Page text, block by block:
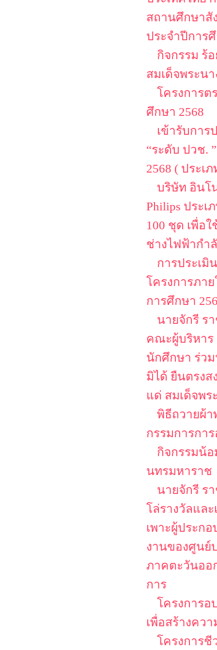
สถานศึกษาสั
ประจำปีการ
กิจกรรม ร้
สมเด็จพระน
โครงการต
ศึกษา 2568
เข้ารับการ
“ระดับ ปวช.
2568 ( ประเ
บริษัท อินโ
Philips ประเ
100 ชุด เพื่อ
ช่างไฟฟ้ากำ
การประเมิ
โครงการภา
การศึกษา
นายจักรี ร
คณะผู้บริหาร
นักศึกษา ร่ว
มิได้ ยืนตรงส
แด่ สมเด็จพร
พิธีถวายผ้
กรรมการกา
กิจกรรมน้
นทรมหาราช
นายจักรี ร
โล่รางวัลแล
เพาะผู้ประก
งานของศูนย์
ภาคตะวันออ
การ
โครงการ
เพื่อสร้างคว
โครงการชี